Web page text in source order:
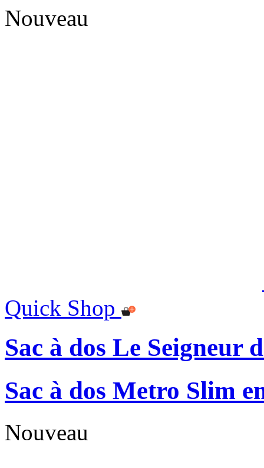
Nouveau
Quick Shop
Sac à dos Le Seigneur
Sac à dos Metro Slim
Nouveau